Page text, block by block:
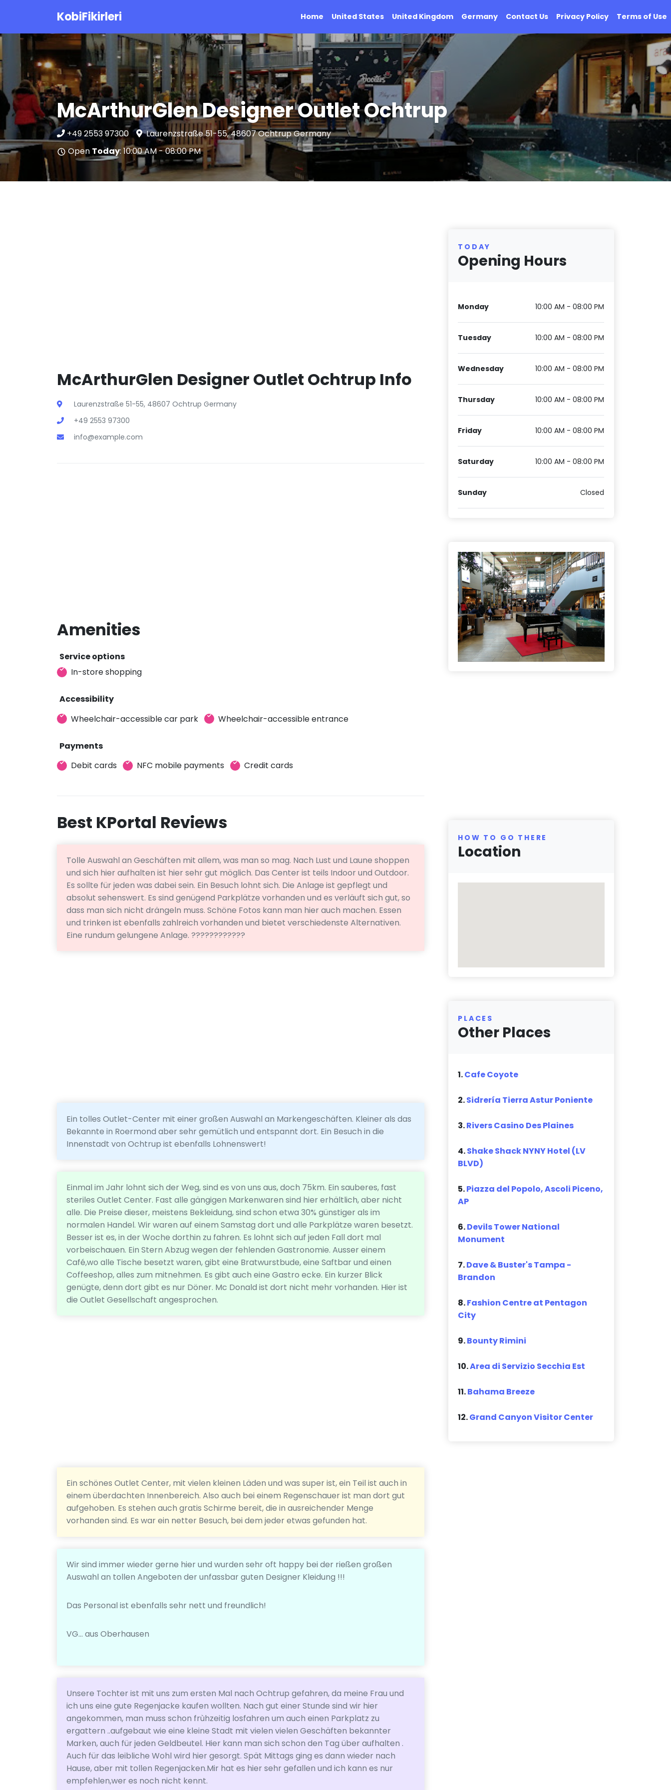
KobiFikirleri Home United States United Kingdom Germany Contact Us Privacy Policy Terms of Use
McArthurGlen Designer Outlet Ochtrup
+49 2553 97300
Laurenzstraße 51-55, 48607 Ochtrup Germany
Open Today: 10:00 AM - 08:00 PM
McArthurGlen Designer Outlet Ochtrup Info
Laurenzstraße 51-55, 48607 Ochtrup Germany
+49 2553 97300
info@example.com
Amenities
Service options
In-store shopping
Accessibility
Wheelchair-accessible car park
Wheelchair-accessible entrance
Payments
Debit cards
NFC mobile payments Credit cards
Best KPortal Reviews
Tolle Auswahl an Geschäften mit allem, was man so mag. Nach Lust und Laune shoppen
und sich hier aufhalten ist hier sehr gut möglich. Das Center ist teils Indoor und Outdoor.
Es sollte für jeden was dabei sein. Ein Besuch lohnt sich. Die Anlage ist gepflegt und
absolut sehenswert. Es sind genügend Parkplätze vorhanden und es verläuft sich gut, so
dass man sich nicht drängeln muss. Schöne Fotos kann man hier auch machen. Essen
und trinken ist ebenfalls zahlreich vorhanden und bietet verschiedenste Alternativen.
Eine rundum gelungene Anlage. ????????????
Ein tolles Outlet-Center mit einer großen Auswahl an Markengeschäften. Kleiner als das
Bekannte in Roermond aber sehr gemütlich und entspannt dort. Ein Besuch in die
Innenstadt von Ochtrup ist ebenfalls Lohnenswert!
Einmal im Jahr lohnt sich der Weg, sind es von uns aus, doch 75km. Ein sauberes, fast
steriles Outlet Center. Fast alle gängigen Markenwaren sind hier erhältlich, aber nicht
alle. Die Preise dieser, meistens Bekleidung, sind schon etwa 30% günstiger als im
normalen Handel. Wir waren auf einem Samstag dort und alle Parkplätze waren besetzt.
Besser ist es, in der Woche dorthin zu fahren. Es lohnt sich auf jeden Fall dort mal
vorbeischauen. Ein Stern Abzug wegen der fehlenden Gastronomie. Ausser einem
Café,wo alle Tische besetzt waren, gibt eine Bratwurstbude, eine Saftbar und einen
Coffeeshop, alles zum mitnehmen. Es gibt auch eine Gastro ecke. Ein kurzer Blick
genügte, denn dort gibt es nur Döner. Mc Donald ist dort nicht mehr vorhanden. Hier ist
die Outlet Gesellschaft angesprochen.
Ein schönes Outlet Center, mit vielen kleinen Läden und was super ist, ein Teil ist auch in
einem überdachten Innenbereich. Also auch bei einem Regenschauer ist man dort gut
aufgehoben. Es stehen auch gratis Schirme bereit, die in ausreichender Menge
vorhanden sind. Es war ein netter Besuch, bei dem jeder etwas gefunden hat.
Wir sind immer wieder gerne hier und wurden sehr oft happy bei der rießen großen
Auswahl an tollen Angeboten der unfassbar guten Designer Kleidung !!!
Das Personal ist ebenfalls sehr nett und freundlich!
VG... aus Oberhausen
Unsere Tochter ist mit uns zum ersten Mal nach Ochtrup gefahren, da meine Frau und
ich uns eine gute Regenjacke kaufen wollten. Nach gut einer Stunde sind wir hier
angekommen, man muss schon frùhzeitig losfahren um auch einen Parkplatz zu
ergattern ..aufgebaut wie eine kleine Stadt mit vielen vielen Geschäften bekannter
Marken, auch für jeden Geldbeutel. Hier kann man sich schon den Tag über aufhalten .
Auch für das leibliche Wohl wird hier gesorgt. Spät Mittags ging es dann wieder nach
Hause, aber mit tollen Regenjacken.Mir hat es hier sehr gefallen und ich kann es nur
empfehlen,wer es noch nicht kennt.
TODAY
Opening Hours
Monday 10:00 AM - 08:00 PM
Tuesday 10:00 AM - 08:00 PM
Wednesday 10:00 AM - 08:00 PM
Thursday 10:00 AM - 08:00 PM
Friday 10:00 AM - 08:00 PM
Saturday 10:00 AM - 08:00 PM
Sunday Closed
HOW TO GO THERE
Location
PLACES
Other Places
1.Cafe Coyote
2.Sidrería Tierra Astur Poniente
3.Rivers Casino Des Plaines
4.Shake Shack NYNY Hotel (LV
BLVD)
5.Piazza del Popolo, Ascoli Piceno,
AP
6.Devils Tower National
Monument
7.Dave & Buster's Tampa -
Brandon
8.Fashion Centre at Pentagon
City
9.Bounty Rimini
10.Area di Servizio Secchia Est
11.Bahama Breeze
12.Grand Canyon Visitor Center